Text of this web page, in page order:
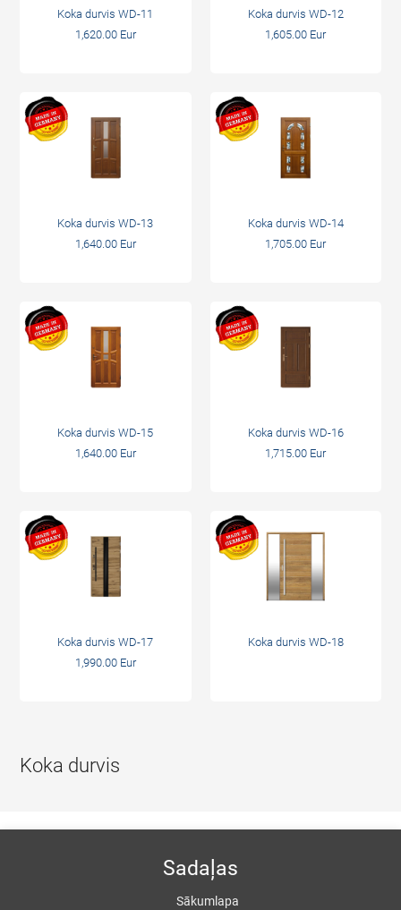
Koka durvis WD-11
1,620.00 Eur
Koka durvis WD-12
1,605.00 Eur
Koka durvis WD-13
1,640.00 Eur
Koka durvis WD-14
1,705.00 Eur
Koka durvis WD-15
1,640.00 Eur
Koka durvis WD-16
1,715.00 Eur
Koka durvis WD-17
1,990.00 Eur
Koka durvis WD-18
Koka durvis
Sadaļas
Sākumlapa